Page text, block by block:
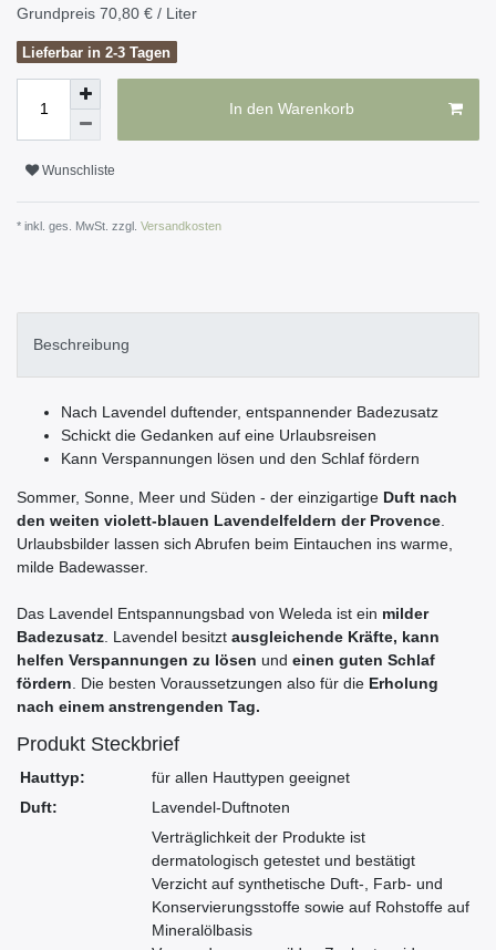
Grundpreis 70,80 € / Liter
Lieferbar in 2-3 Tagen
In den Warenkorb
Wunschliste
* inkl. ges. MwSt. zzgl. Versandkosten
Beschreibung
Nach Lavendel duftender, entspannender Badezusatz
Schickt die Gedanken auf eine Urlaubsreisen
Kann Verspannungen lösen und den Schlaf fördern
Sommer, Sonne, Meer und Süden - der einzigartige Duft nach
den weiten violett-blauen Lavendelfeldern der Provence.
Urlaubsbilder lassen sich Abrufen beim Eintauchen ins warme,
milde Badewasser.
Das Lavendel Entspannungsbad von Weleda ist ein milder
Badezusatz. Lavendel besitzt ausgleichende Kräfte, kann
helfen Verspannungen zu lösen und einen guten Schlaf
fördern. Die besten Voraussetzungen also für die Erholung
nach einem anstrengenden Tag.
Produkt Steckbrief
Hauttyp:
für allen Hauttypen geeignet
Duft:
Lavendel-Duftnoten
Verträglichkeit der Produkte ist
dermatologisch getestet und bestätigt
Verzicht auf synthetische Duft-, Farb- und
Konservierungsstoffe sowie auf Rohstoffe auf
Mineralölbasis